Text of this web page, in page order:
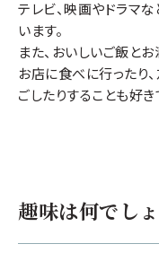
テレビ、映画やドラマ
います。
また、おいしいご飯と
お店に食べに行ったり
ごしたりすることも好き
趣味は何でし